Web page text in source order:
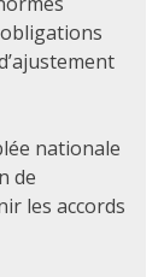
nationale
de
les accords